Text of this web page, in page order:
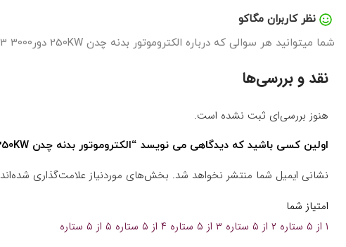
نظر کاربران مگاکو
شما میتوانید هر سوالی که درباره الکتروموتور بدنه چدن 250KW دور3000 B3 گاماک دارید را در اینجا بپرسید تا در سریع ترین زمان پاسخگوی شما باشیم.
نقد و بررسی‌ها
هنوز بررسی‌ای ثبت نشده است.
اولین کسی باشید که دیدگاهی می نویسد “الکتروموتور بدنه چدن 250KW دور3000 B3 گاماک”
نشانی ایمیل شما منتشر نخواهد شد. بخش‌های موردنیاز علامت‌گذاری شده‌اند
امتیاز شما
۱ از ۵ ستاره
۲ از ۵ ستاره ۳ از ۵ ستاره ۴ از ۵ ستاره
۵ از ۵ ستاره